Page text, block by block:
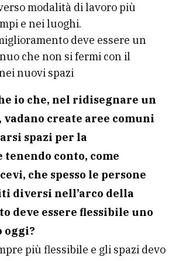
modalità di lavoro più
e nei luoghi.
deve essere un
che non si fermi con il
nuovi spazi
io che, nel ridisegnare un
create aree comuni
spazi per la
conto, come
che spesso le persone
diversi nell’arco della
deve essere flessibile uno
oggi?
più flessibile e gli spazi devo